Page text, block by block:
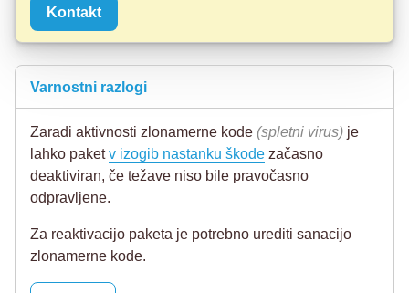
Kontakt
Varnostni razlogi
Zaradi aktivnosti zlonamerne kode (spletni virus) je
lahko paketv izogib nastanku škode začasno
deaktiviran, če težave niso bile pravočasno
odpravljene.
Za reaktivacijo paketa je potrebno urediti sanacijo
zlonamerne kode.